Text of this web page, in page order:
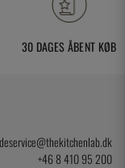
30 DAGES ÅBENT KØB
+46 8 410 95 200